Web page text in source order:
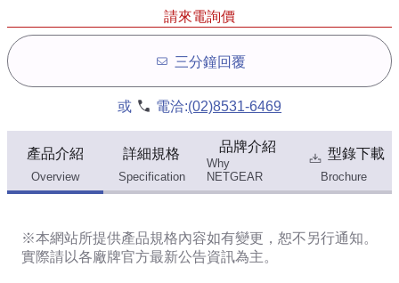
請來電詢價
三分鐘回覆
或 電洽:(02)8531-6469
產品介紹
Overview
詳細規格
Specification
品牌介紹
Why
NETGEAR
型錄下載
Brochure
※本網站所提供產品規格內容如有變更，恕不另行通知。
實際請以各廠牌官方最新公告資訊為主。